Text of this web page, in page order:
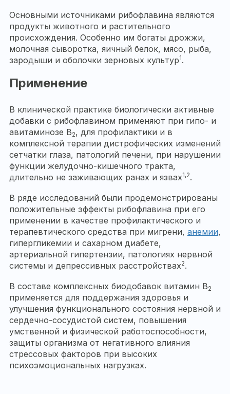
Основными источниками рибофлавина являются
продукты животного и растительного
происхождения. Особенно им богаты дрожжи,
молочная сыворотка, яичный белок, мясо, рыба,
зародыши и оболочки зерновых культур1.
Применение
В клинической практике биологически активные
добавки с рибофлавином применяют при гипо- и
авитаминозе В2, для профилактики и в
комплексной терапии дистрофических изменений
сетчатки глаза, патологий печени, при нарушении
функции желудочно-кишечного тракта,
длительно не заживающих ранах и язвах1,2.
В ряде исследований были продемонстрированы
положительные эффекты рибофлавина при его
применении в качестве профилактического и
терапевтического средства при мигрени, анемии,
гипергликемии и сахарном диабете,
артериальной гипертензии, патологиях нервной
системы и депрессивных расстройствах2.
В составе комплексных биодобавок витамин В2
применяется для поддержания здоровья и
улучшения функционального состояния нервной и
сердечно-сосудистой систем, повышения
умственной и физической работоспособности,
защиты организма от негативного влияния
стрессовых факторов при высоких
психоэмоциональных нагрузках.